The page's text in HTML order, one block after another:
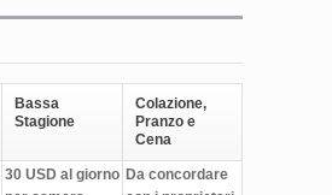
Bassa
Stagione
Colazione,
Pranzo e
Cena
30 USD al giorno Da concordare